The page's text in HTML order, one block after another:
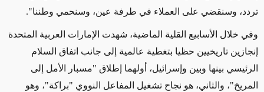
تردد، وسنقضي على العملاء في طرفة عين، وسنحمي وطننا".
وفي خلال الأسابيع القلية الماضية، شهدت الإمارات العربية المتحدة
إنجازين تاريخيين حظيا بتغطية عالمية إلى جانب اتفاق السلام
الرئيسي بينها وبين وإسرائيل، أولهما إطلاق "مسبار الأمل إلى
المريخ"، والثاني، هو نجاح تشغيل المفاعل النووي "براكة"، وهو